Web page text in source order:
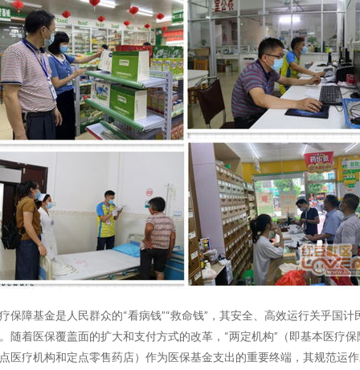
保障基金是人民群众的“看病钱”“救命钱”，其安全、高效运行关乎国计
随着医保覆盖面的扩大和支付方式的改革，“两定机构”（即基本医疗保
医疗机构和定点零售药店）作为医保基金支出的重要终端，其规范运